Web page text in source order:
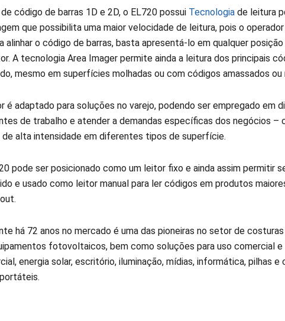
código de barras 1D e 2D, o EL720 possui Tecnologia de leitura
que possibilita uma maior velocidade de leitura, pois o
alinhar o código de barras, basta apresentá-lo em qualquer
A tecnologia Area Imager permite ainda a leitura dos principais
mesmo em superfícies molhadas ou com códigos amassados ou
é adaptado para soluções no varejo, podendo ser empregado em
de trabalho e atender a demandas específicas dos negócios –
de alta intensidade em diferentes tipos de superfície.
pode ser posicionado como um leitor fixo e ainda assim permitir
e usado como leitor manual para ler códigos em produtos
há 72 anos no mercado é uma das pioneiras no setor de
fotovoltaicos, bem como soluções para uso comercial
energia solar, escritório, iluminação, mídias, informática, pilhas